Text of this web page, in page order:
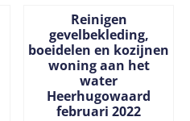
Reinigen
gevelbekleding,
boeidelen en kozijnen
woning aan het
water
Heerhugowaard
februari 2022